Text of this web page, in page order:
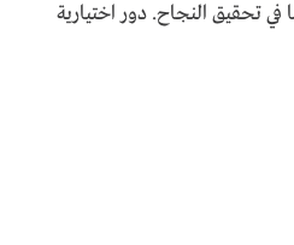
في تحقيق النجاح. دور اختيارية